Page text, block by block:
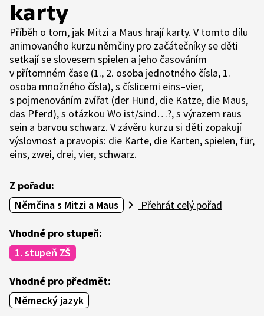
karty
Příběh o tom, jak Mitzi a Maus hrají karty. V tomto dílu
animovaného kurzu němčiny pro začátečníky se děti
setkají se slovesem spielen a jeho časováním
v přítomném čase (1., 2. osoba jednotného čísla, 1.
osoba množného čísla), s číslicemi eins–vier,
s pojmenováním zvířat (der Hund, die Katze, die Maus,
das Pferd), s otázkou Wo ist/sind…?, s výrazem raus
sein a barvou schwarz. V závěru kurzu si děti zopakují
výslovnost a pravopis: die Karte, die Karten, spielen, für,
eins, zwei, drei, vier, schwarz.
Z pořadu:
Němčina s Mitzi a Maus
Přehrát celý pořad
Vhodné pro stupeň:
1. stupeň ZŠ
Vhodné pro předmět:
Německý jazyk